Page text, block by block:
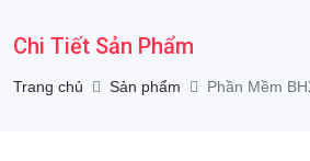
Chi Tiết Sản Phẩm
Trang chủ Sản phẩm Phần Mềm